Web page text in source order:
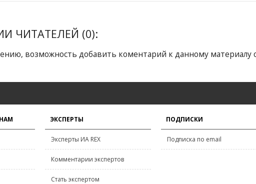
ЧИТАТЕЛЕЙ (0):
возможность добавить коментарий к данному материалу
ЭКСПЕРТЫ
Эксперты ИА REX
Комментарии экспертов
Стать экспертом
ПОДПИСКИ
Подписка по email